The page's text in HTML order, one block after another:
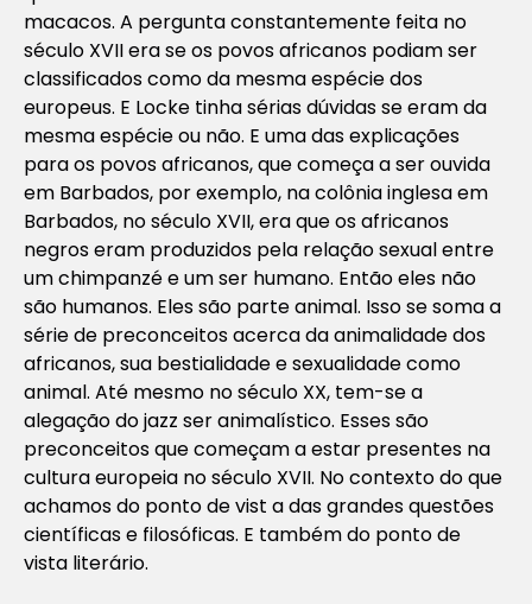
macacos. A pergunta constantemente feita no
século XVII era se os povos africanos podiam ser
classificados como da mesma espécie dos
europeus. E Locke tinha sérias dúvidas se eram da
mesma espécie ou não. E uma das explicações
para os povos africanos, que começa a ser ouvida
em Barbados, por exemplo, na colônia inglesa em
Barbados, no século XVII, era que os africanos
negros eram produzidos pela relação sexual entre
um chimpanzé e um ser humano. Então eles não
são humanos. Eles são parte animal. Isso se soma a
série de preconceitos acerca da animalidade dos
africanos, sua bestialidade e sexualidade como
animal. Até mesmo no século XX, tem-se a
alegação do jazz ser animalístico. Esses são
preconceitos que começam a estar presentes na
cultura europeia no século XVII. No contexto do que
achamos do ponto de vist a das grandes questões
científicas e filosóficas. E também do ponto de
vista literário.